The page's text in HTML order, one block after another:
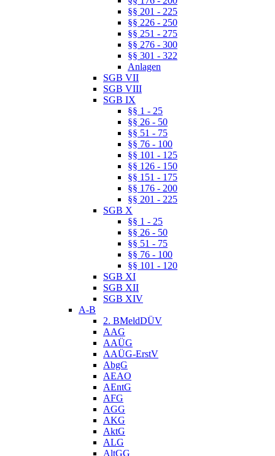
§§ 201 - 225
§§ 226 - 250
§§ 251 - 275
§§ 276 - 300
§§ 301 - 322
Anlagen
SGB VII
SGB VIII
SGB IX
§§ 1 - 25
§§ 26 - 50
§§ 51 - 75
§§ 76 - 100
§§ 101 - 125
§§ 126 - 150
§§ 151 - 175
§§ 176 - 200
§§ 201 - 225
SGB X
§§ 1 - 25
§§ 26 - 50
§§ 51 - 75
§§ 76 - 100
§§ 101 - 120
SGB XI
SGB XII
SGB XIV
A-B
2. BMeldDÜV
AAG
AAÜG
AAÜG-ErstV
AbgG
AEAO
AEntG
AFG
AGG
AKG
AktG
ALG
AltGG